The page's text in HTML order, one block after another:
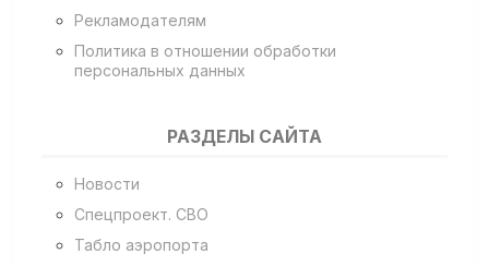
Рекламодателям
Политика в отношении обработки
персональных данных
РАЗДЕЛЫ САЙТА
Новости
Спецпроект. СВО
Табло аэропорта